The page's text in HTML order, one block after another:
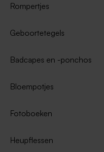
Rompertjes
Geboortetegels
Badcapes en -ponchos
Bloempotjes
Fotoboeken
Heupflessen